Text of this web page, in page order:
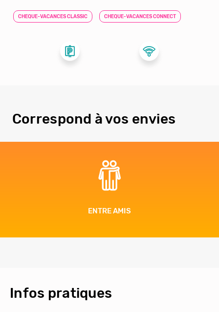
CHEQUE-VACANCES CLASSIC CHEQUE-VACANCES CONNECT
Correspond à vos envies
Infos pratiques